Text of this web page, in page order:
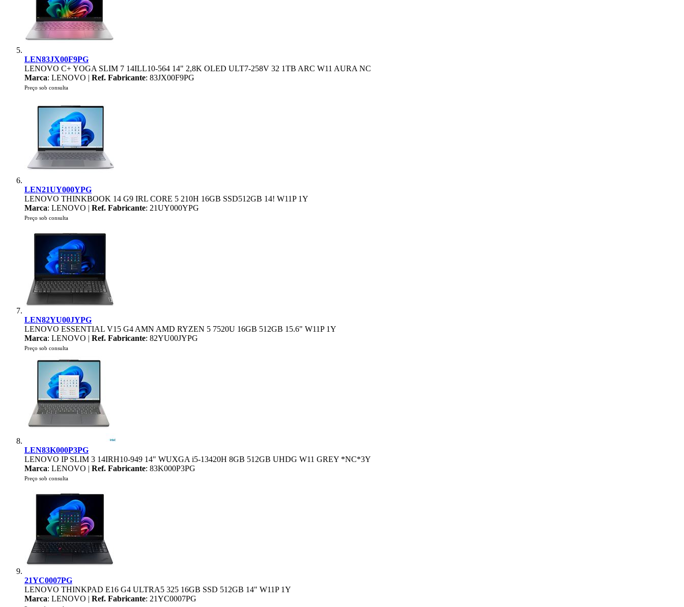
LEN83JX00F9PG
LENOVO C+ YOGA SLIM 7 14ILL10-564 14" 2,8K OLED ULT7-258V 32 1TB ARC W11 AURA NC
Marca: LENOVO | Ref. Fabricante: 83JX00F9PG
Preço sob consulta
LEN21UY000YPG
LENOVO THINKBOOK 14 G9 IRL CORE 5 210H 16GB SSD512GB 14! W11P 1Y
Marca: LENOVO | Ref. Fabricante: 21UY000YPG
Preço sob consulta
LEN82YU00JYPG
LENOVO ESSENTIAL V15 G4 AMN AMD RYZEN 5 7520U 16GB 512GB 15.6" W11P 1Y
Marca: LENOVO | Ref. Fabricante: 82YU00JYPG
Preço sob consulta
LEN83K000P3PG
LENOVO IP SLIM 3 14IRH10-949 14" WUXGA i5-13420H 8GB 512GB UHDG W11 GREY *NC*3Y
Marca: LENOVO | Ref. Fabricante: 83K000P3PG
Preço sob consulta
21YC0007PG
LENOVO THINKPAD E16 G4 ULTRA5 325 16GB SSD 512GB 14" W11P 1Y
Marca: LENOVO | Ref. Fabricante: 21YC0007PG